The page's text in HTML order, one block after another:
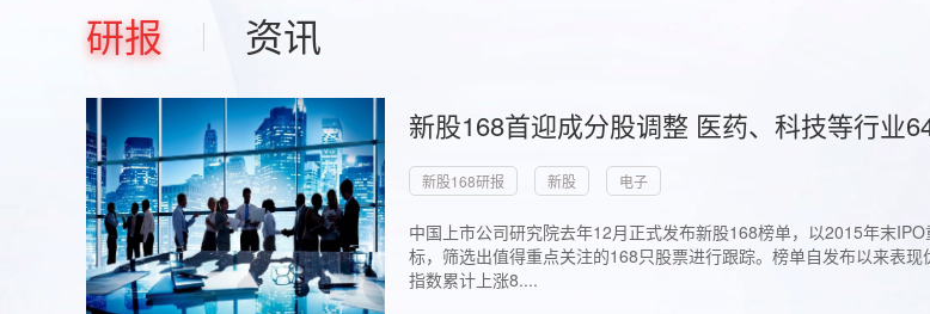
研报 资讯
新股168首迎成分股调整 医药、科技等行业
新股168研报 新股 电子
中国上市公司研究院去年12月正式发布新股168榜单，以2015年末
标，筛选出值得重点关注的168只股票进行跟踪。榜单自发布以来表
指数累计上涨8....